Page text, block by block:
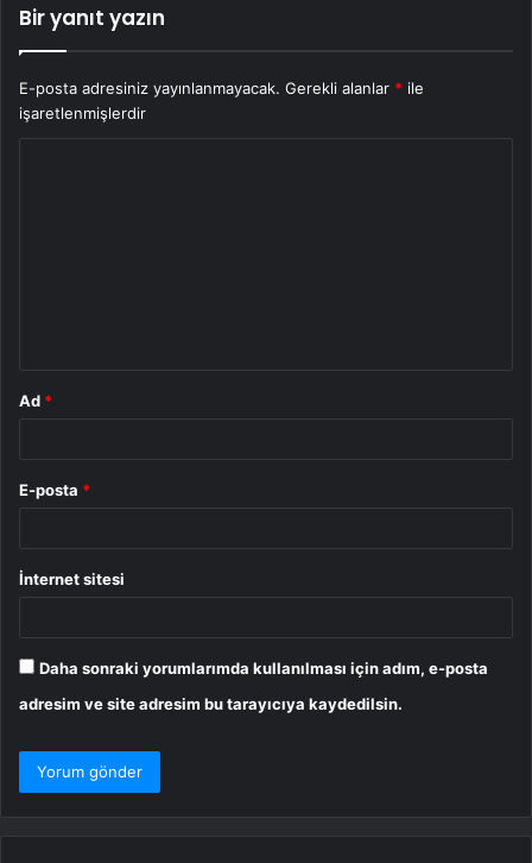
Bir yanıt yazın
E-posta adresiniz yayınlanmayacak. Gerekli alanlar * ile
işaretlenmişlerdir
Ad *
E-posta *
İnternet sitesi
Daha sonraki yorumlarımda kullanılması için adım, e-posta
adresim ve site adresim bu tarayıcıya kaydedilsin.